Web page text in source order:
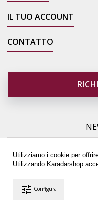
IL TUO ACCOUNT
CONTATTO
Utilizziamo i cookie per
Utilizzando Karadarshop
tune Configura